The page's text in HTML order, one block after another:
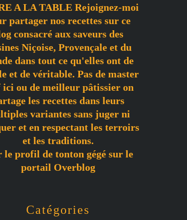
Catégories
A LA TABLE Rejoignez-moi
partager nos recettes sur ce
consacré aux saveurs des
Niçoise, Provençale et du
dans tout ce qu'elles ont de
et de véritable. Pas de master
ici ou de meilleur pâtissier on
les recettes dans leurs
variantes sans juger ni
et en respectant les terroirs
et les traditions.
le profil de tonton gégésur le
portail Overblog